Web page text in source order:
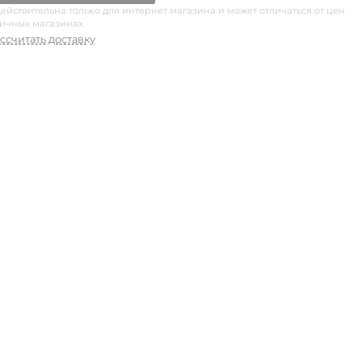
только для интернет магазина и может отличаться от цен
магазинах
доставку